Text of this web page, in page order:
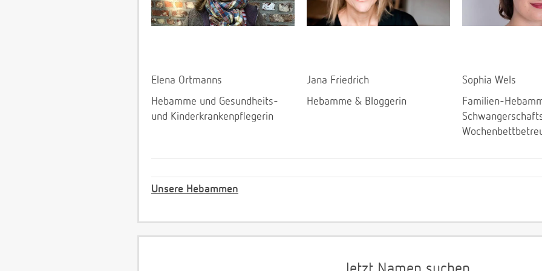
Elena Ortmanns
Hebamme und Gesundheits-
und Kinderkrankenpflegerin
Jana Friedrich
Hebamme & Bloggerin
Sophia Wels
Familien-
Unsere Hebammen